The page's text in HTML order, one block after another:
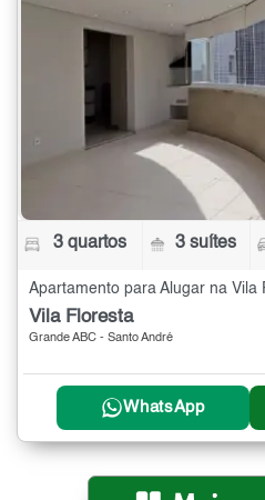
3 quartos 3 suítes
Vila Floresta
Grande ABC - Santo André
WhatsApp